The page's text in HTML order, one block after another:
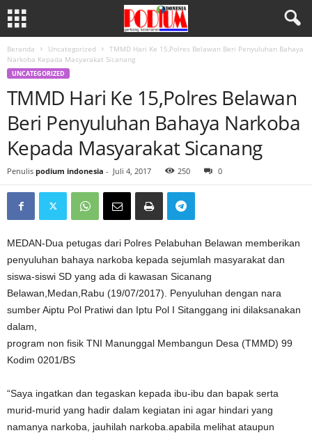
Beranda Uncategorized
TMMD Hari Ke 15,Polres Belawan Beri Penyuluhan Bahaya
Narkoba Kepada Masyarakat Sicanang
UNCATEGORIZED
TMMD Hari Ke 15,Polres Belawan
Beri Penyuluhan Bahaya Narkoba
Kepada Masyarakat Sicanang
Penulis podium indonesia - Juli 4, 2017 250 0
MEDAN-Dua petugas dari Polres Pelabuhan Belawan memberikan
penyuluhan bahaya narkoba kepada sejumlah masyarakat dan
siswa-siswi SD yang ada di kawasan Sicanang
Belawan,Medan,Rabu (19/07/2017). Penyuluhan dengan nara
sumber Aiptu Pol Pratiwi dan Iptu Pol I Sitanggang ini dilaksanakan
dalam,
program non fisik TNI Manunggal Membangun Desa (TMMD) 99
Kodim 0201/BS
“Saya ingatkan dan tegaskan kepada ibu-ibu dan bapak serta
murid-murid yang hadir dalam kegiatan ini agar hindari yang
namanya narkoba, jauhilah narkoba.apabila melihat ataupun